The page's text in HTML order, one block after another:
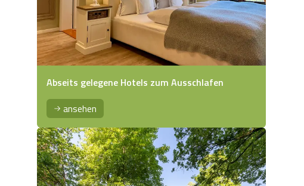
Abseits gelegene Hotels zum Ausschlafen
ansehen